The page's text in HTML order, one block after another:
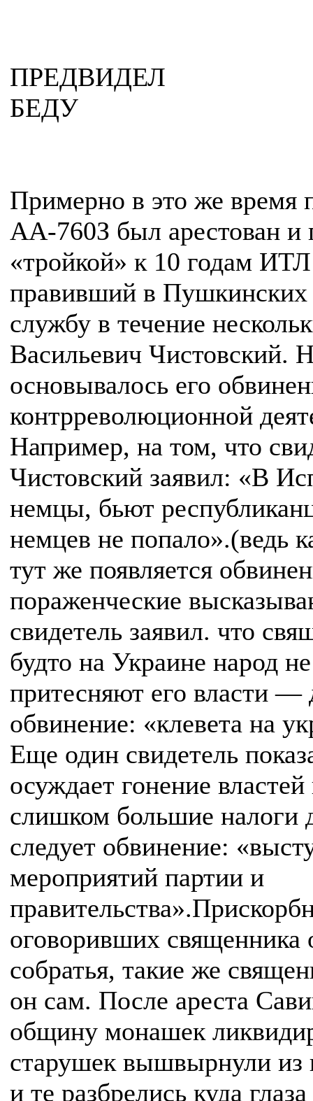
ПРЕДВИДЕЛ
БЕДУ
Примерно в это же время
АА-760З был арестован и
«тройкой» к 10 годам
правивший в Пушкинских
службу в течение
Васильевич Чистовский.
основывалось его
контрреволюционной
Например, на том, что
Чистовский заявил: «В
немцы, бьют
немцев не попало».(ведь
тут же появляется
пораженческие
свидетель заявил. что
будто на Украине народ
притесняют его власти —
обвинение: «клевета на
Еще один свидетель
осуждает гонение
слишком большие налоги
следует обвинение:
мероприятий партии и
оговоривших священника
собратья, такие же
он сам. После ареста
общину монашек
старушек вышвырнули из
и те разбрелись куда